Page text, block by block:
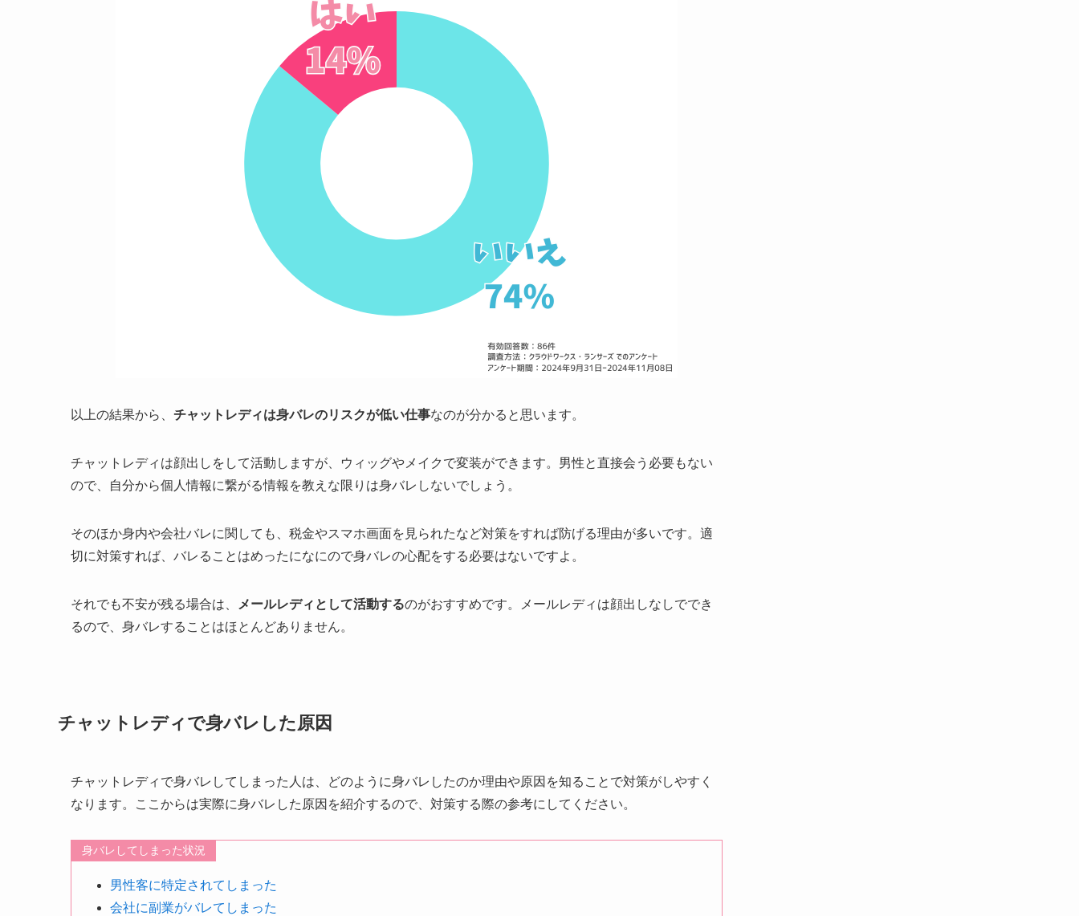
以上の結果から、 チャットレディは身バレのリスクが低い仕事なのが分かると思います。
チャットレディは顔出しをして活動しますが、ウィッグやメイクで変装ができます。男性と直接会う必要もない
ので、自分から個人情報に繋がる情報を教えな限りは身バレしないでしょう。
そのほか身内や会社バレに関しても、税金やスマホ画面を見られたなど対策をすれば防げる理由が多いです。適
切に対策すれば、バレることはめったになにので身バレの心配をする必要はないですよ。
それでも不安が残る場合は、 メールレディとして活動するのがおすすめです。メールレディは顔出しなしででき
るので、身バレすることはほとんどありません。
チャットレディで身バレした原因
チャットレディで身バレしてしまった人は、どのように身バレしたのか理由や原因を知ることで対策がしやすく
なります。ここからは実際に身バレした原因を紹介するので、対策する際の参考にしてください。
身バレしてしまった状況
男性客に特定されてしまった
会社に副業がバレてしまった